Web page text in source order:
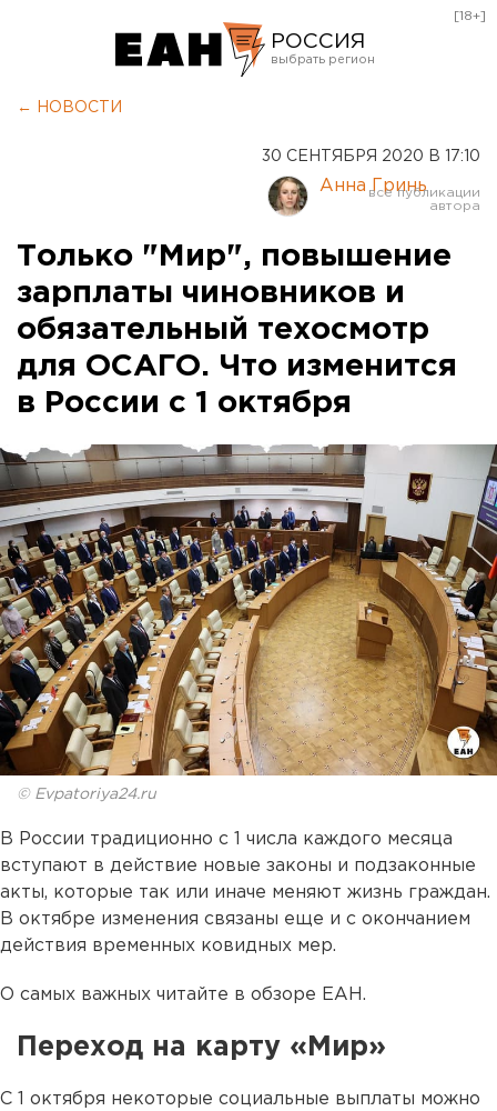
РОССИЯ
Курган
Оренбург
[18+]
← НОВОСТИ
30 СЕНТЯБРЯ 2020 В 17:10
Анна Гринь
Только "Мир", повышение
зарплаты чиновников и
обязательный техосмотр
для ОСАГО. Что изменится
в России с 1 октября
© Evpatoriya24.ru
В России традиционно с 1 числа каждого месяца
вступают в действие новые законы и подзаконные
акты, которые так или иначе меняют жизнь граждан.
В октябре изменения связаны еще и с окончанием
действия временных ковидных мер.
О самых важных читайте в обзоре ЕАН.
Переход на карту «Мир»
С 1 октября некоторые социальные выплаты можно